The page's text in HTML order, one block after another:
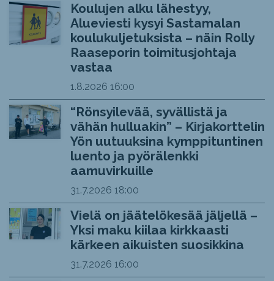
Koulujen alku lähestyy,
Alueviesti kysyi Sastamalan
koulukuljetuksista – näin Rolly
Raaseporin toimitusjohtaja
vastaa
1.8.2026 16:00
“Rönsyilevää, syvällistä ja
vähän hulluakin” – Kirjakorttelin
Yön uutuuksina kymppituntinen
luento ja pyörälenkki
aamuvirkuille
31.7.2026 18:00
Vielä on jäätelökesää jäljellä –
Yksi maku kiilaa kirkkaasti
kärkeen aikuisten suosikkina
31.7.2026 16:00